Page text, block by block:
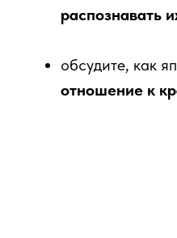
распознавать
обсудите, как
отношение к